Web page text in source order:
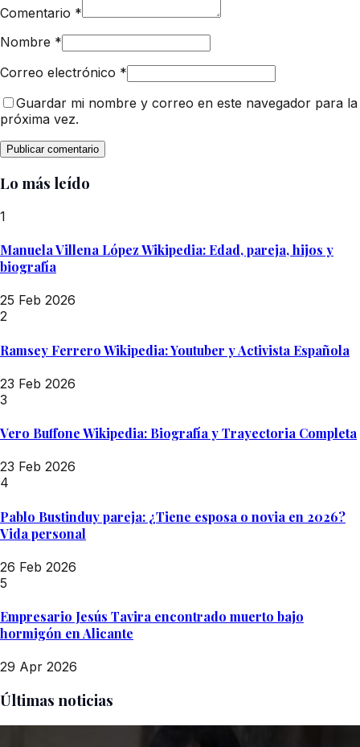
Comentario *
Nombre *
Correo electrónico *
Guardar mi nombre y correo en este navegador para la
próxima vez.
Lo más leído
1
Manuela Villena López Wikipedia: Edad, pareja, hijos y
biografía
25 Feb 2026
2
Ramsey Ferrero Wikipedia: Youtuber y Activista Española
23 Feb 2026
3
Vero Buffone Wikipedia: Biografía y Trayectoria Completa
23 Feb 2026
4
Pablo Bustinduy pareja: ¿Tiene esposa o novia en 2026?
Vida personal
26 Feb 2026
5
Empresario Jesús Tavira encontrado muerto bajo
hormigón en Alicante
29 Apr 2026
Últimas noticias